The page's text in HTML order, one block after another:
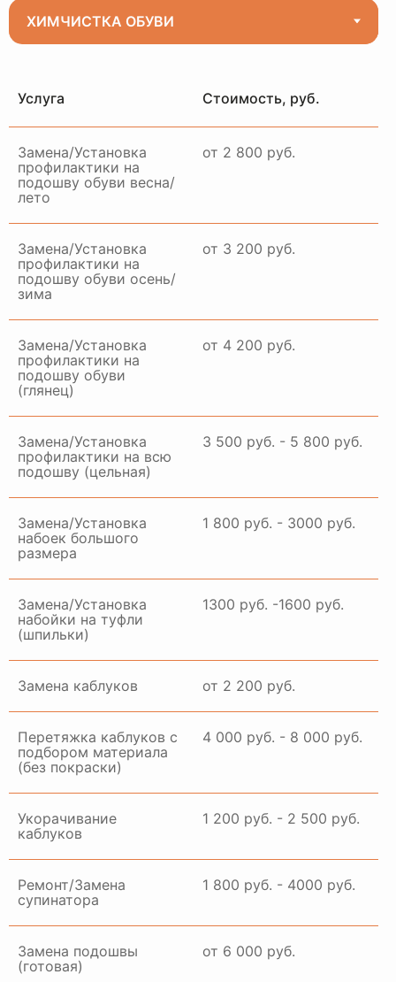
Услуга Стоимость, руб.
Замена/Установка
профилактики на
подошву обуви весна/
лето
от 2 800 руб.
Замена/Установка
профилактики на
подошву обуви осень/
зима
от 3 200 руб.
Замена/Установка
профилактики на
подошву обуви
(глянец)
от 4 200 руб.
Замена/Установка
профилактики на всю
подошву (цельная)
3 500 руб. - 5 800 руб.
Замена/Установка
набоек большого
размера
1 800 руб. - 3000 руб.
Замена/Установка
набойки на туфли
(шпильки)
1300 руб. -1600 руб.
Замена каблуков от 2 200 руб.
Перетяжка каблуков с
подбором материала
(без покраски)
4 000 руб. - 8 000 руб.
Укорачивание
каблуков
1 200 руб. - 2 500 руб.
Ремонт/Замена
супинатора
1 800 руб. - 4000 руб.
Замена подошвы
(готовая)
от 6 000 руб.